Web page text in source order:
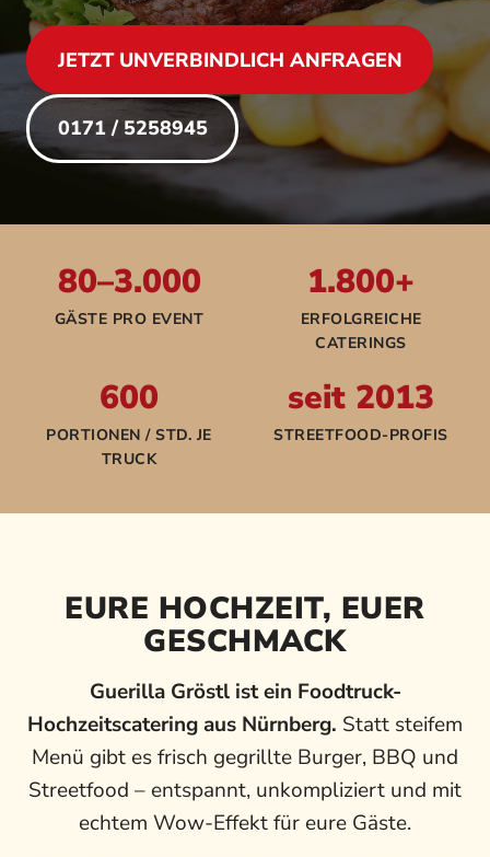
JETZT UNVERBINDLICH ANFRAGEN
0171 / 5258945
80–3.000
GÄSTE PRO EVENT
1.800+
ERFOLGREICHE
CATERINGS
600
PORTIONEN / STD. JE
TRUCK
seit 2013
STREETFOOD-PROFIS
EURE HOCHZEIT, EUER
GESCHMACK
Guerilla Gröstl ist ein Foodtruck-
Hochzeitscatering aus Nürnberg. Statt steifem
Menü gibt es frisch gegrillte Burger, BBQ und
Streetfood – entspannt, unkompliziert und mit
echtem Wow-Effekt für eure Gäste.